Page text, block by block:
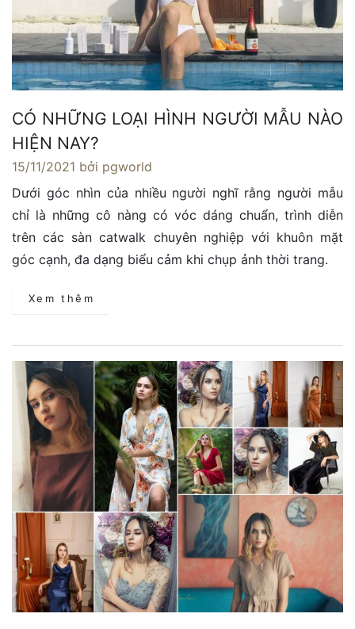
CÓ NHỮNG LOẠI HÌNH NGƯỜI MẪU NÀO
HIỆN NAY?
15/11/2021 bởi pgworld
Dưới góc nhìn của nhiều người nghĩ rằng người mẫu
chỉ là những cô nàng có vóc dáng chuẩn, trình diễn
trên các sàn catwalk chuyên nghiệp với khuôn mặt
góc cạnh, đa dạng biểu cảm khi chụp ảnh thời trang.
Xem thêm